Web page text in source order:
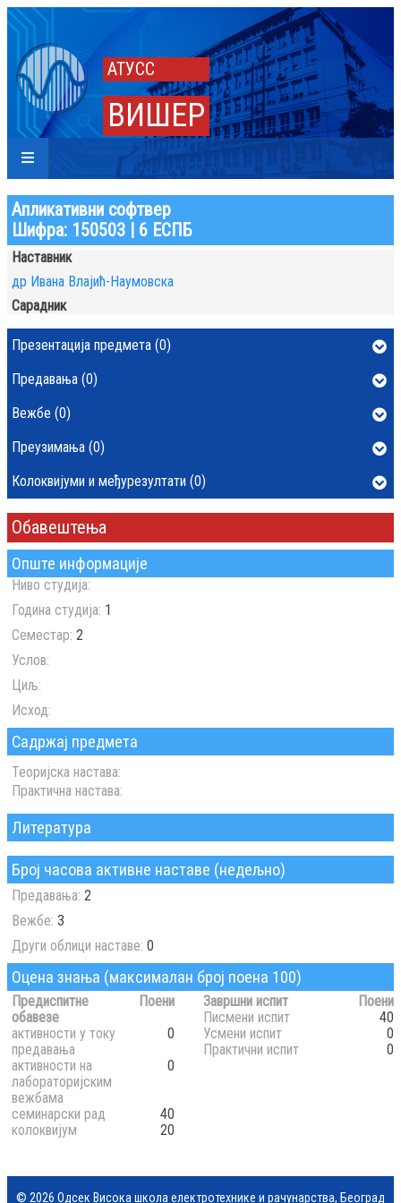
АТУСС
ВИШЕР
Апликативни софтвер
Шифра: 150503 | 6 ЕСПБ
Опште информације
Ниво студија:
Година студија: 1
Семестар: 2
Услов:
Циљ:
Исход:
Садржај предмета
Теоријска настава:
Практична настава:
Литература
Број часова активне наставе (недељно)
Предавања: 2
Вежбе: 3
Други облици наставе: 0
Оцена знања (максималан број поена 100)
Предиспитне
обавезе
Поени
активности у току
предавања
0
активности на
лабораторијским
вежбама
0
семинарски рад
40
колоквијум
20
Завршни испит
Поени
Писмени испит
40
Усмени испит
0
Практични испит
0
Наставник
др Ивана Влајић-Наумовска
Сарадник
Презентација предмета (0)
Предавања (0)
Вежбе (0)
Преузимања (0)
Колоквијуми и међурезултати (0)
Обавештења
© 2026 Одсек Висока школа електротехнике и рачунарства, Београд